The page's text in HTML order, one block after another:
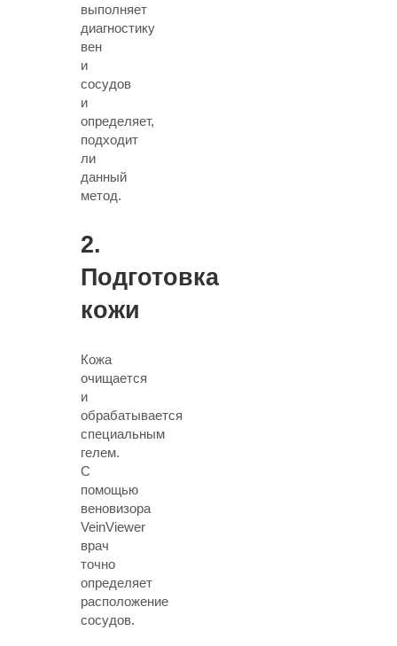
выполняет
диагностику
вен
и
сосудов
и
определяет,
подходит
ли
данный
метод.
2.
Подготовка
кожи
Кожа
очищается
и
обрабатывается
специальным
гелем.
С
помощью
веновизора
VeinViewer
врач
точно
определяет
расположение
сосудов.